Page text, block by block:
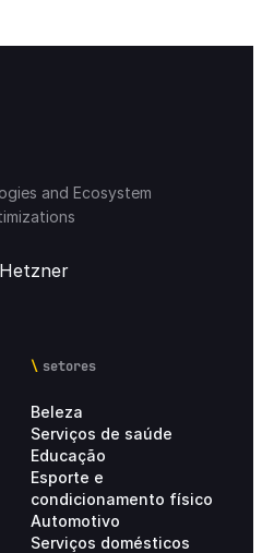
and Ecosystem
setores
Beleza
Serviços de saúde
Educação
Esporte e
condicionamento físico
Automotivo
Serviços domésticos